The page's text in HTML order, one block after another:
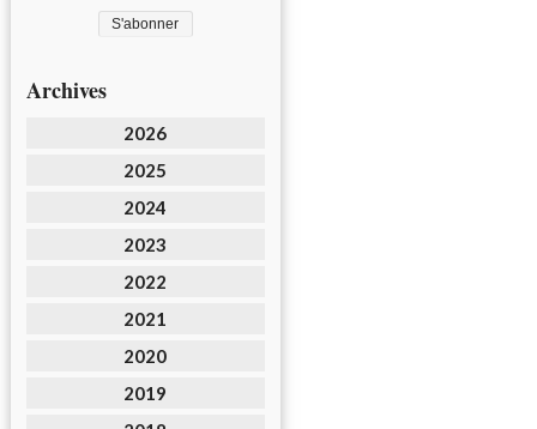
Archives
2026
2025
2024
2023
2022
2021
2020
2019